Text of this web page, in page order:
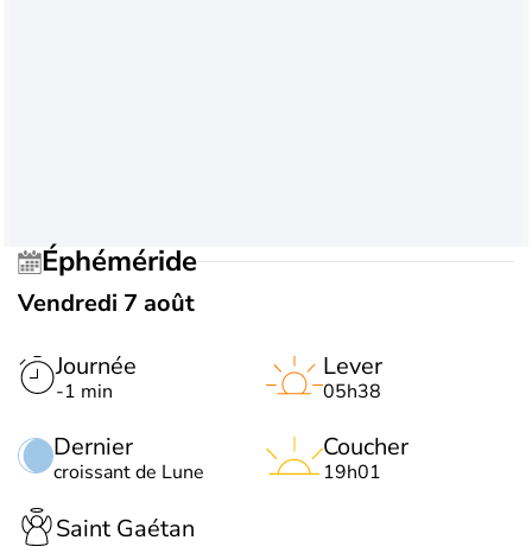
Éphéméride
Vendredi 7 août
Journée
-1 min
Dernier
croissant de Lune
Lever
05h38
Coucher
19h01
Saint Gaétan